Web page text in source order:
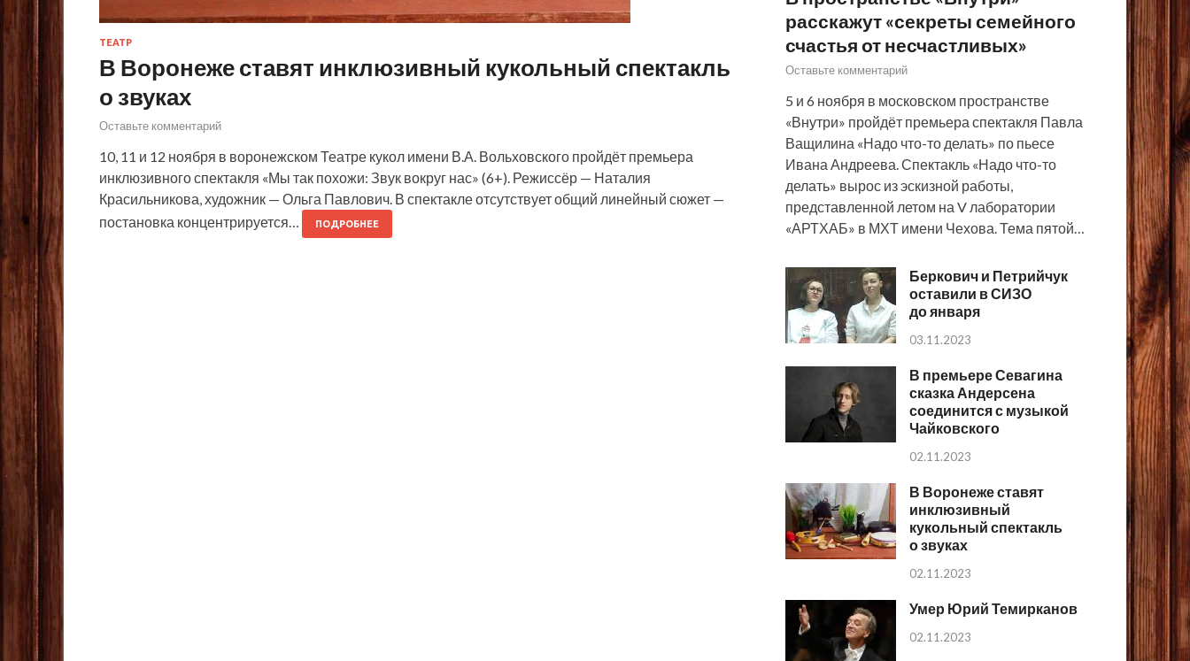
ТЕАТР
В Воронеже ставят инклюзивный кукольный спектакль
о звуках
Оставьте комментарий
10, 11 и 12 ноября в воронежском Театре кукол имени В.А. Вольховского пройдёт премьера
инклюзивного спектакля «Мы так похожи: Звук вокруг нас» (6+). Режиссёр — Наталия
Красильникова, художник — Ольга Павлович. В спектакле отсутствует общий линейный сюжет —
постановка концентрируется…
ПОДРОБНЕЕ
расскажут «секреты семейного
счастья от несчастливых»
Оставьте комментарий
5 и 6 ноября в московском пространстве
«Внутри» пройдёт премьера спектакля Павла
Ващилина «Надо что-то делать» по пьесе
Ивана Андреева. Спектакль «Надо что-то
делать» вырос из эскизной работы,
представленной летом на V лаборатории
«АРТХАБ» в МХТ имени Чехова. Тема пятой…
Беркович и Петрийчук
оставили в СИЗО
до января
03.11.2023
В премьере Севагина
сказка Андерсена
соединится с музыкой
Чайковского
02.11.2023
В Воронеже ставят
инклюзивный
кукольный спектакль
о звуках
02.11.2023
Умер Юрий Темирканов
02.11.2023